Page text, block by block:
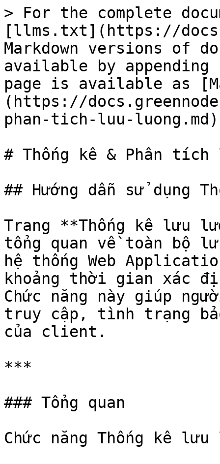
> For the complete
[llms.txt](https://
Markdown versions of
available by
page is available as
(https://
phan-tich-luu-
# Thống kê & Phân tích
## Hướng dẫn sử dụng
Trang **Thống kê lưu
tổng quan về toàn bộ
hệ thống Web
khoảng thời gian xác
Chức năng này giúp
truy cập, tình trạng
của client.
***
### Tổng quan
Chức năng Thống kê